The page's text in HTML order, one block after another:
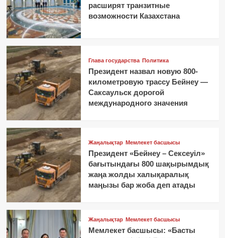
расширят транзитные
возможности Казахстана
Глава государства Политика
Президент назвал новую 800-
километровую трассу Бейнеу —
Саксаульск дорогой
международного значения
Жаңалықтар Мемлекет басшысы
Президент «Бейнеу – Сексеуіл»
бағытындағы 800 шақырымдық
жаңа жолды халықаралық
маңызы бар жоба деп атады
Жаңалықтар Мемлекет басшысы
Мемлекет басшысы: «Басты